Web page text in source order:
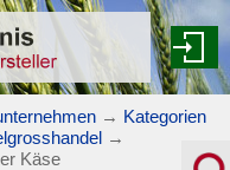
→ Kategorien
→
Käse